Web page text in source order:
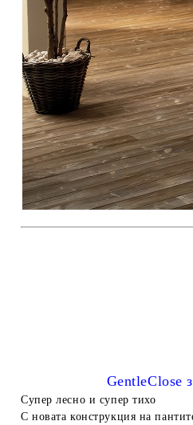
GentleClose
Супер лесно и супер тихо
С новата конструкция на